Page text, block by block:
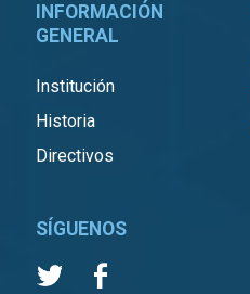
INFORMACIÓN
GENERAL
Institución
Historia
Directivos
SÍGUENOS